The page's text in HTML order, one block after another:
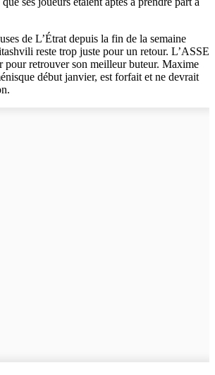
de L’Étrat depuis la fin de la semaine
reste trop juste pour un retour. L’ASSE
pour retrouver son meilleur buteur. Maxime
début janvier, est forfait et ne devrait